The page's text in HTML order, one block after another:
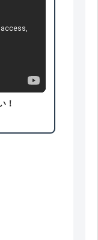
！